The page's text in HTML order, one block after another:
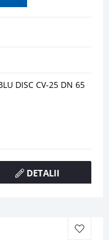
DISC CV-25 DN 65
DETALII